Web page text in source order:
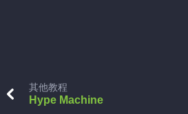
其他教程
Hype Machine